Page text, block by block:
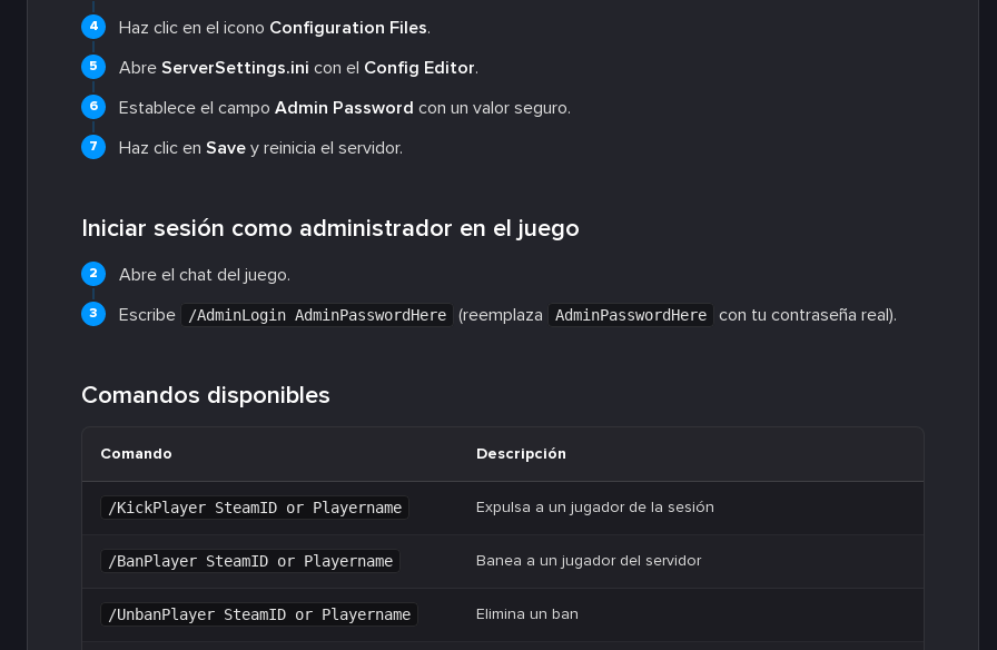
Haz clic en el icono Configuration Files.
Abre ServerSettings.ini con el Config Editor.
Establece el campo Admin Password con un valor seguro.
Haz clic en Save y reinicia el servidor.
Iniciar sesión como administrador en el juego
Abre el chat del juego.
Escribe
/AdminLogin AdminPasswordHere (reemplaza AdminPasswordHere con tu contraseña real).
Comandos disponibles
Comando Descripción
/KickPlayer SteamID or Playername Expulsa a un jugador de la sesión
/BanPlayer SteamID or Playername Banea a un jugador del servidor
/UnbanPlayer SteamID or Playername Elimina un ban